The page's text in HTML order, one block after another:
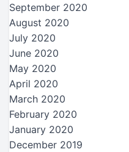
September 2020
August 2020
July 2020
June 2020
May 2020
April 2020
March 2020
February 2020
January 2020
December 2019